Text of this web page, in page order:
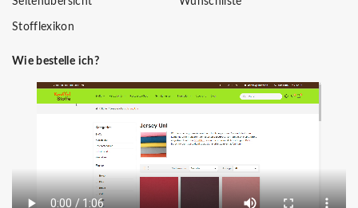
Stofflexikon
Wie bestelle ich?